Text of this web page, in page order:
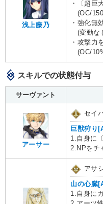
浅上藤乃
・〔超巨
(OC/
・強化無
(変動な
・攻撃力
(OC/
スキルでの状態付与
サーヴァント
アーサー
セイ
巨獣狩り
1.自身に
2.NPをチ
アサ
山の心臓
1.自身に